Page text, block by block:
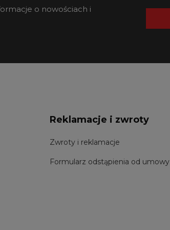
o nowościach i
Reklamacje i zwroty
Zwroty i reklamacje
Formularz odstąpienia od umowy